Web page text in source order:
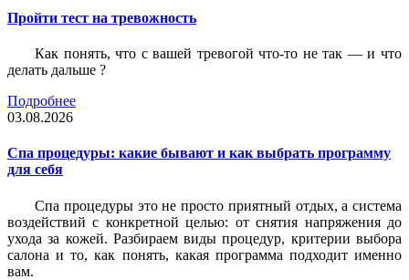
Пройти тест на тревожность
Как понять, что с вашей тревогой что-то не так — и что
делать дальше ?
Подробнее
03.08.2026
Спа процедуры: какие бывают и как выбрать программу
для себя
Спа процедуры это не просто приятный отдых, а система
воздействий с конкретной целью: от снятия напряжения до
ухода за кожей. Разбираем виды процедур, критерии выбора
салона и то, как понять, какая программа подходит именно
вам.